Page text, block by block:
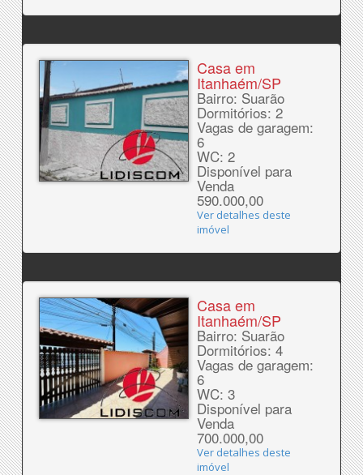
Casa em
Itanhaém/SP
Bairro: Suarão
Dormitórios: 2
Vagas de garagem:
6
WC: 2
Disponível para
Venda
590.000,00
Ver detalhes deste
imóvel
Casa em
Itanhaém/SP
Bairro: Suarão
Dormitórios: 4
Vagas de garagem:
6
WC: 3
Disponível para
Venda
700.000,00
Ver detalhes deste
imóvel